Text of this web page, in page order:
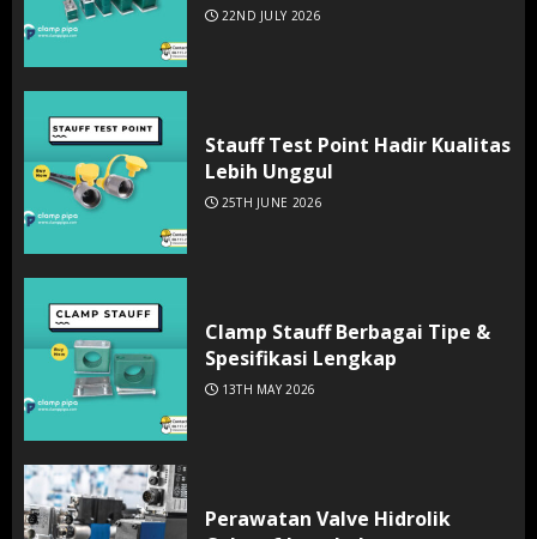
22ND JULY 2026
Stauff Test Point Hadir Kualitas
Lebih Unggul
25TH JUNE 2026
Clamp Stauff Berbagai Tipe &
Spesifikasi Lengkap
13TH MAY 2026
Perawatan Valve Hidrolik